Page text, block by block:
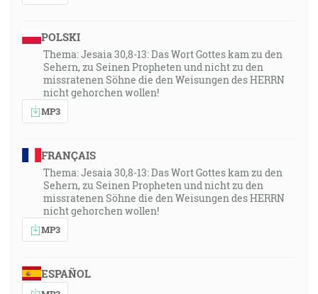
POLSKI
Thema: Jesaia 30,8-13: Das Wort Gottes kam zu den
Sehern, zu Seinen Propheten und nicht zu den
missratenen Söhne die den Weisungen des HERRN
nicht gehorchen wollen!
MP3
FRANÇAIS
Thema: Jesaia 30,8-13: Das Wort Gottes kam zu den
Sehern, zu Seinen Propheten und nicht zu den
missratenen Söhne die den Weisungen des HERRN
nicht gehorchen wollen!
MP3
ESPAÑOL